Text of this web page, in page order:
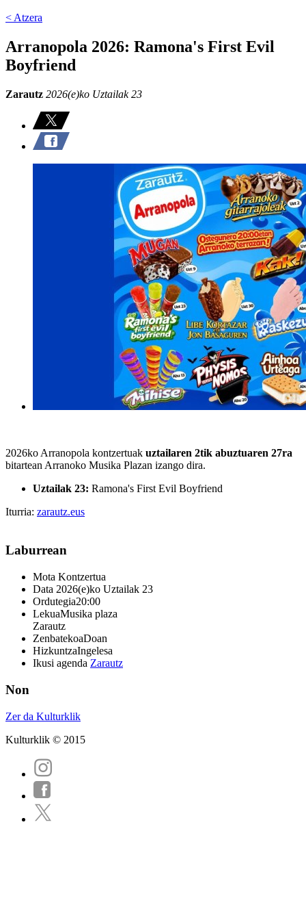
< Atzera
Arranopola 2026: Ramona's First Evil
Boyfriend
Zarautz 2026(e)ko Uztailak 23
2026ko Arranopola kontzertuak uztailaren 2tik abuztuaren 27ra
bitartean Arranoko Musika Plazan izango dira.
Uztailak 23: Ramona's First Evil Boyfriend
Iturria: zarautz.eus
Laburrean
Mota Kontzertua
Data 2026(e)ko Uztailak 23
Ordutegia20:00
LekuaMusika plaza
Zarautz
ZenbatekoaDoan
HizkuntzaIngelesa
Ikusi agenda Zarautz
Non
Zer da Kulturklik
Kulturklik © 2015